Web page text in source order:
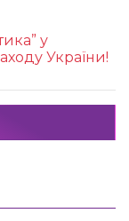
у
України!